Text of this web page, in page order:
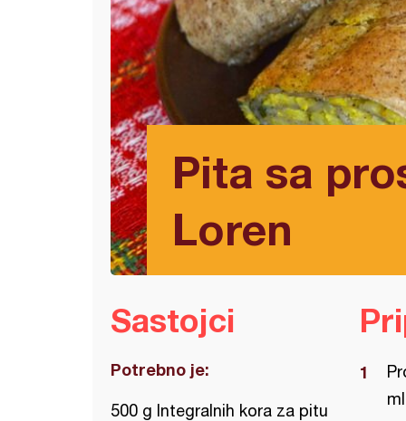
Pita sa
Loren
Sastojci
Potrebno je:
500 g Integralnih kora za pitu